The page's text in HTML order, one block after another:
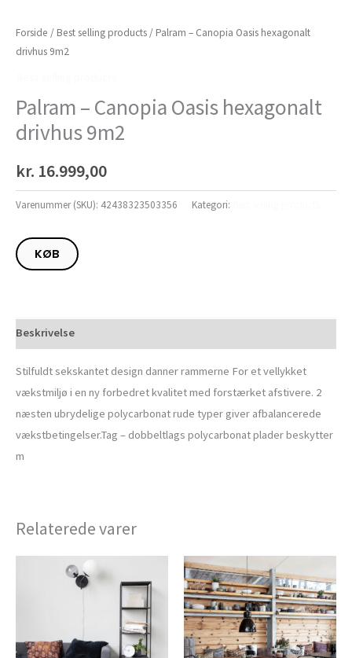
Forside / Best selling products / Palram – Canopia Oasis hexagonalt
drivhus 9m2
Palram – Canopia Oasis hexagonalt
drivhus 9m2
kr. 16.999,00
Varenummer (SKU): 42438323503356 Kategori:
KØB
Beskrivelse
Stilfuldt sekskantet design danner rammerne For et vellykket
vækstmiljø i en ny forbedret kvalitet med forstærket afstivere. 2
næsten ubrydelige polycarbonat rude typer giver afbalancerede
vækstbetingelser.Tag – dobbeltlags polycarbonat plader beskytter
m
Relaterede varer